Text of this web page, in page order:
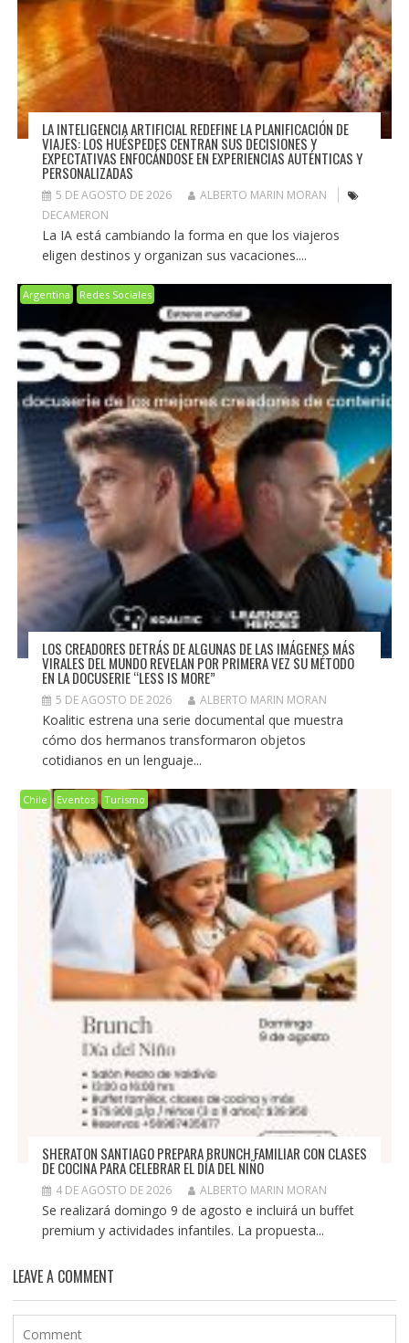
LA INTELIGENCIA ARTIFICIAL REDEFINE LA PLANIFICACIÓN DE
VIAJES: LOS HUÉSPEDES CENTRAN SUS DECISIONES Y
EXPECTATIVAS ENFOCÁNDOSE EN EXPERIENCIAS AUTÉNTICAS Y
PERSONALIZADAS
5 DE AGOSTO DE 2026
ALBERTO MARIN MORAN
DECAMERON
La IA está cambiando la forma en que los viajeros
eligen destinos y organizan sus vacaciones....
Argentina Redes Sociales
LOS CREADORES DETRÁS DE ALGUNAS DE LAS IMÁGENES MÁS
VIRALES DEL MUNDO REVELAN POR PRIMERA VEZ SU MÉTODO
EN LA DOCUSERIE “LESS IS MORE”
5 DE AGOSTO DE 2026 ALBERTO MARIN MORAN
Koalitic estrena una serie documental que muestra
cómo dos hermanos transformaron objetos
cotidianos en un lenguaje...
Chile Eventos Turismo
SHERATON SANTIAGO PREPARA BRUNCH FAMILIAR CON CLASES
DE COCINA PARA CELEBRAR EL DÍA DEL NIÑO
4 DE AGOSTO DE 2026 ALBERTO MARIN MORAN
Se realizará domingo 9 de agosto e incluirá un buffet
premium y actividades infantiles. La propuesta...
LEAVE A COMMENT